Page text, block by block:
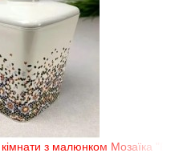
кімнати з малюнком Мозаїка